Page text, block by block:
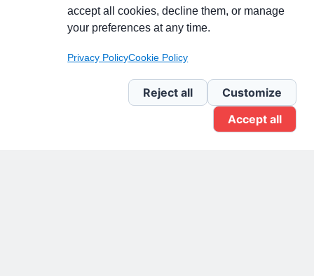
Pagina Linkedin
Newsletter Linkedin
accept all cookies, decline them, or manage
your preferences at any time.
Privacy PolicyCookie Policy
Reject all
Customize
Accept all